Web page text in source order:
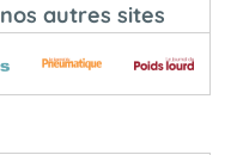
autres sites